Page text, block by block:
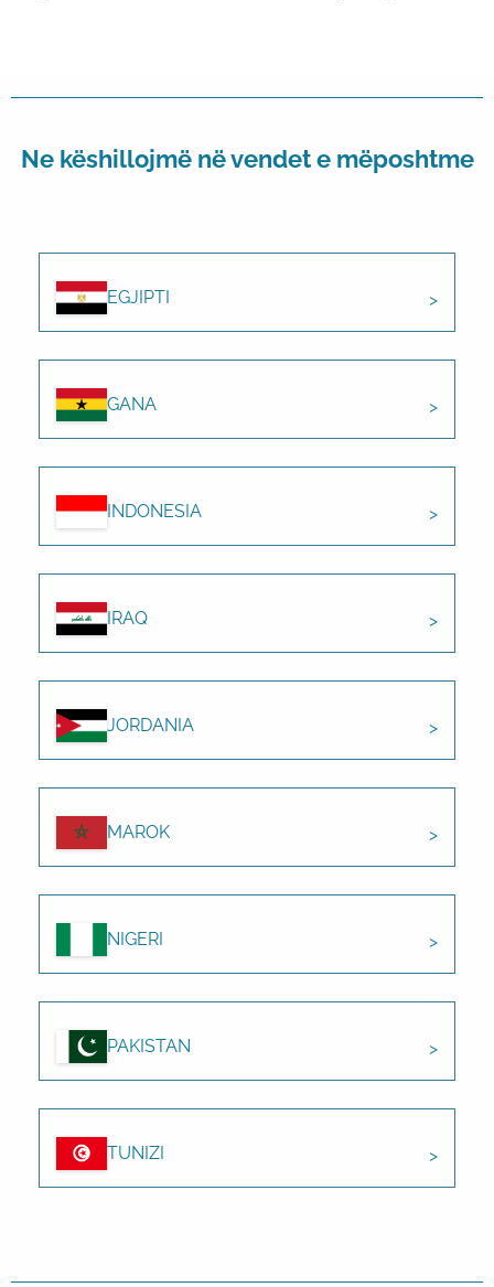
Ne këshillojmë në vendet e mëposhtme
EGJIPTI
GANA
INDONESIA
IRAQ
JORDANIA
MAROK
NIGERI
PAKISTAN
TUNIZI